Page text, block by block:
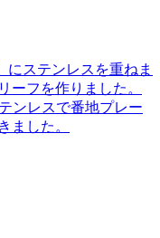
にステンレスを重ねま
ーフを作りました。
ンレスで番地プレー
ました。